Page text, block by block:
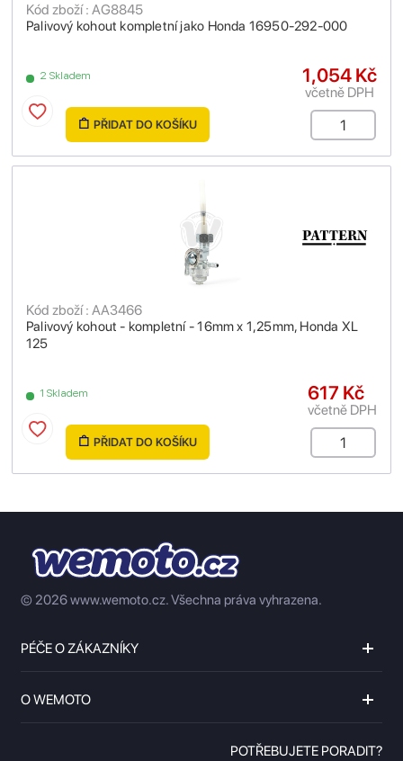
Palivový kohout kompletní jako Honda 16950-292-000
Kód zboží : AG8845
2 Skladem 1,054 Kč
včetně DPH
PŘIDAT DO KOŠÍKU
Palivový kohout - kompletní - 16mm x 1,25mm, Honda XL
125
Kód zboží : AA3466
1 Skladem 617 Kč
včetně DPH
PŘIDAT DO KOŠÍKU
© 2026 www.wemoto.cz.Všechna práva vyhrazena.
PÉČE O ZÁKAZNÍKY
O WEMOTO
POTŘEBUJETE PORADIT?